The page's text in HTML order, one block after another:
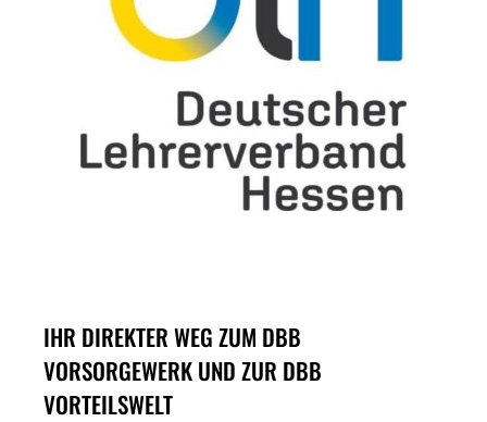
IHR DIREKTER WEG ZUM DBB
VORSORGEWERK UND ZUR DBB
VORTEILSWELT